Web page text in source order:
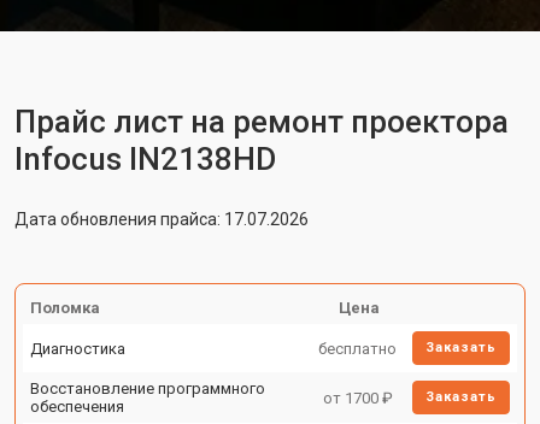
Прайс лист на ремонт проектора
Infocus IN2138HD
Дата обновления прайса: 17.07.2026
Поломка Цена
Диагностика бесплатно Заказать
Восстановление программного
обеспечения
от 1700 ₽ Заказать